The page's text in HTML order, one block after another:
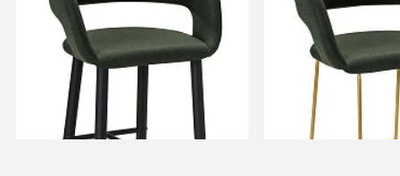
зеленый/черный
В КОРЗИНУ
зеленый/Линк
+3
В